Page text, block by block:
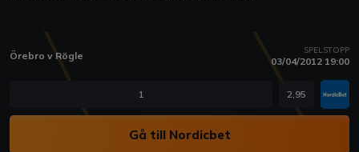
Örebro v Rögle SPELSTOPP
03/04/2012 19:00
1 2,95
Gå till Nordicbet